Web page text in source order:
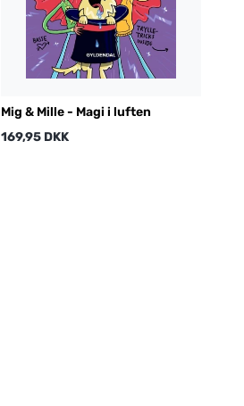
Mig & Mille - Magi i luften
169,95 DKK